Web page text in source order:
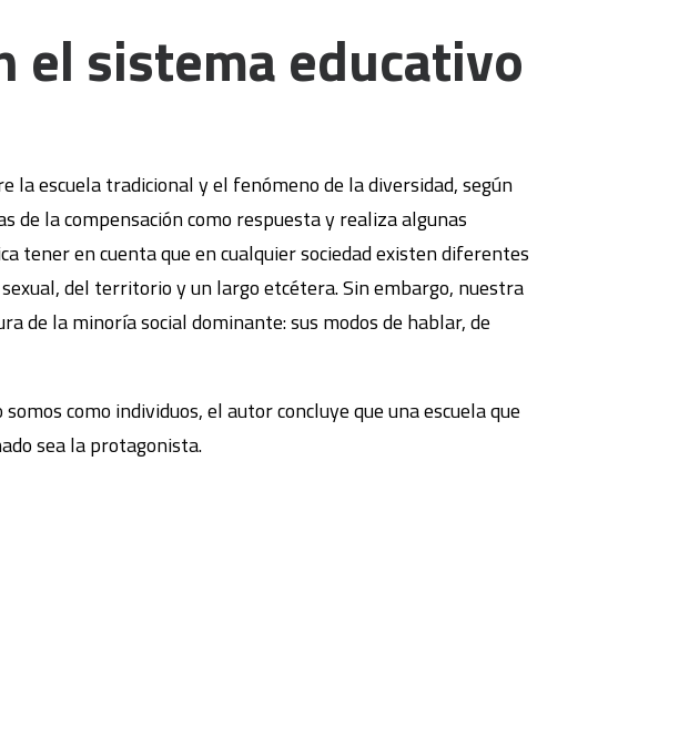
el sistema educativo
escuela tradicional y el fenómeno de la diversidad, según
de la compensación como respuesta y realiza algunas
tener en cuenta que en cualquier sociedad existen diferentes
del territorio y un largo etcétera. Sin embargo, nuestra
de la minoría social dominante: sus modos de hablar, de
como individuos, el autor concluye que una escuela que
sea la protagonista.